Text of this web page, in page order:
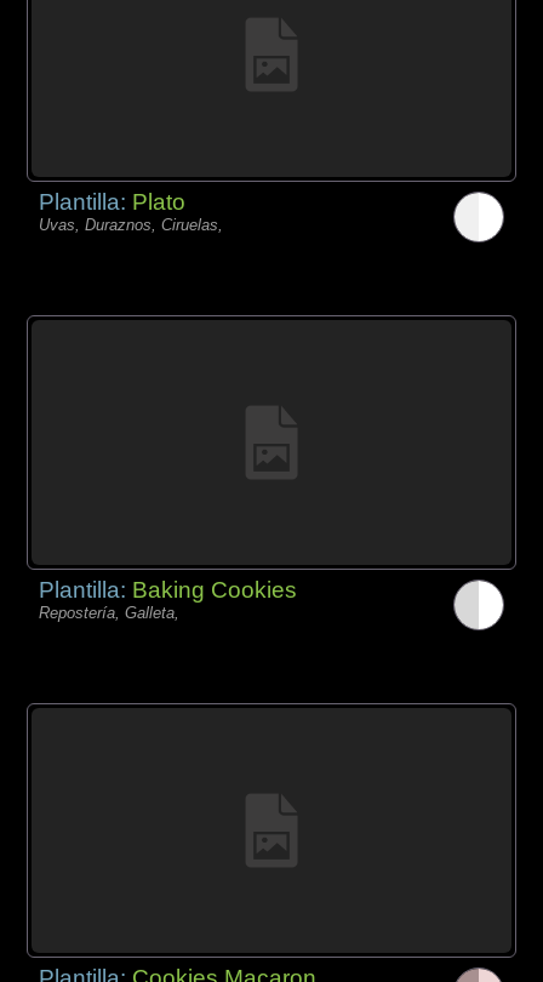
Plantilla: Plato
Uvas, Duraznos, Ciruelas,
Plantilla: Baking Cookies
Repostería, Galleta,